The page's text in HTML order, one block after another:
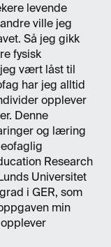
levende
ville jeg
Så jeg gikk
fysisk
vært låst til
har jeg alltid
opplever
Denne
og læring
Research
Universitet
i GER, som
min